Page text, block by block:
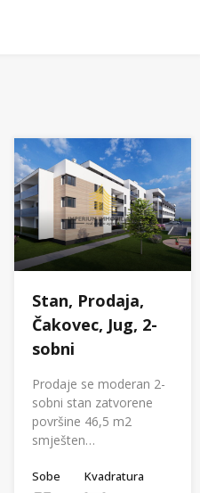
Stan, Prodaja,
Čakovec, Jug, 2-
sobni
Prodaje se moderan 2-
sobni stan zatvorene
površine 46,5 m2
smješten…
Sobe
Kvadratura